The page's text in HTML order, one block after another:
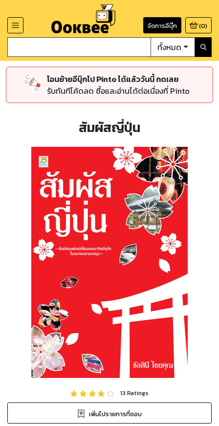
จัดการอีบุ๊ก (0)
ทั้งหมด
โอนย้ายอีบุ๊กไป Pinto ได้แล้ววันนี้ กดเลย
รับทันทีโค้ดลด ซื้อและอ่านได้ต่อเนื่องที่ Pinto
สัมผัสญี่ปุ่น
13 Ratings
เพิ่มไปรายการที่ชอบ